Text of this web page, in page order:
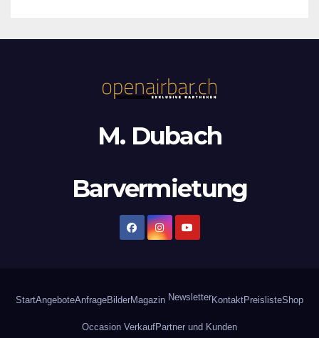
M. Dubach
Barvermietung
StartAngeboteAnfrageBilderMagazin NewsletterKontaktPreislisteShop
Occasion VerkaufPartner und Kunden